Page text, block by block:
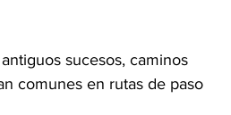
sucesos, caminos
comunes en rutas de paso